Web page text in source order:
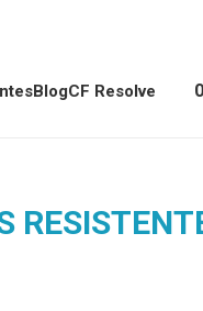
BlogCF Resolve 0